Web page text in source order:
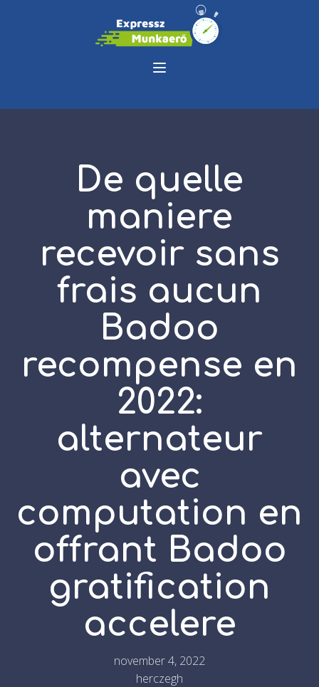
De quelle
maniere
recevoir sans
frais aucun
Badoo
recompense en
2022:
alternateur
avec
computation en
offrant Badoo
gratification
accelere
november 4, 2022
herczegh